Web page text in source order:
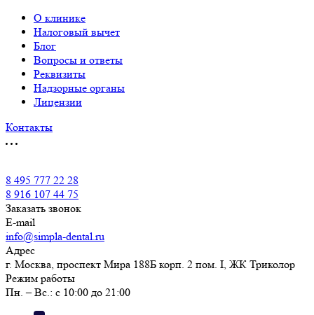
О клинике
Налоговый вычет
Блог
Вопросы и ответы
Реквизиты
Надзорные органы
Лицензии
Контакты
8 495 777 22 28
8 916 107 44 75
Заказать звонок
E-mail
info@simpla-dental.ru
Адрес
г. Москва, проспект Мира 188Б корп. 2 пом. I, ЖК Триколор
Режим работы
Пн. – Вс.: с 10:00 до 21:00